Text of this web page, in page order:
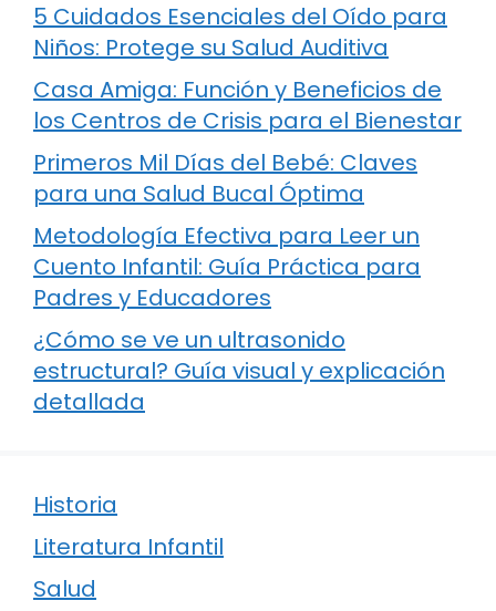
5 Cuidados Esenciales del Oído para
Niños: Protege su Salud Auditiva
Casa Amiga: Función y Beneficios de
los Centros de Crisis para el Bienestar
Primeros Mil Días del Bebé: Claves
para una Salud Bucal Óptima
Metodología Efectiva para Leer un
Cuento Infantil: Guía Práctica para
Padres y Educadores
¿Cómo se ve un ultrasonido
estructural? Guía visual y explicación
detallada
Historia
Literatura Infantil
Salud